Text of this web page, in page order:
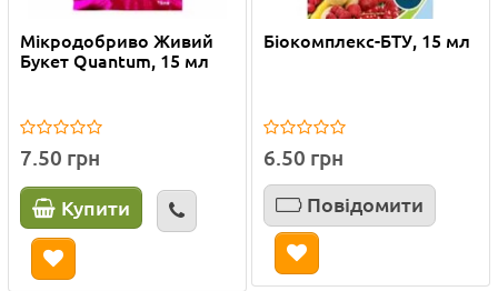
Мікродобриво Живий
Букет Quantum, 15 мл
7.50 грн
Купити
Біокомплекс-БТУ, 15 мл
6.50 грн
Повідомити